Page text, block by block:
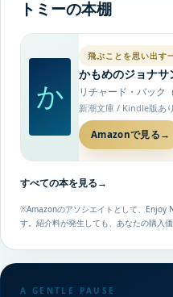
トミーの本棚
か
飛ぶことを思い出す
かもめのジョナサ
リチャード・バック
新潮文庫 / Kindle版あり
Amazonで見る →
すべての本を見る→
※Amazonのアソシエイトとして、Enjoy
す。紹介料が発生しても、あなたの購入価
A GENTLE PAUSE